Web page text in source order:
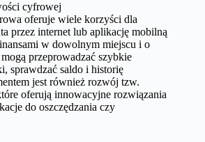
cyfrowej
oferuje wiele korzyści dla
przez internet lub aplikację mobilną
w dowolnym miejscu i o
przeprowadzać szybkie
sprawdzać saldo i historię
jest również rozwój tzw.
oferują innowacyjne rozwiązania
do oszczędzania czy